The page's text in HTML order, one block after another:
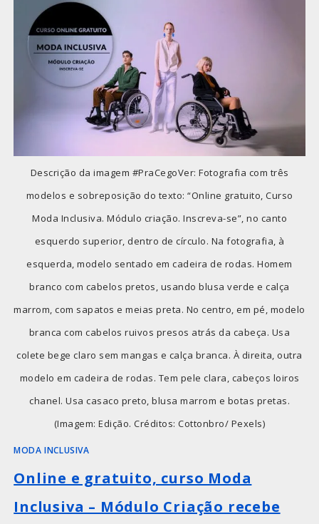
Descrição da imagem #PraCegoVer: Fotografia com três
modelos e sobreposição do texto: “Online gratuito, Curso
Moda Inclusiva. Módulo criação. Inscreva-se”, no canto
esquerdo superior, dentro de círculo. Na fotografia, à
esquerda, modelo sentado em cadeira de rodas. Homem
branco com cabelos pretos, usando blusa verde e calça
marrom, com sapatos e meias preta. No centro, em pé, modelo
branca com cabelos ruivos presos atrás da cabeça. Usa
colete bege claro sem mangas e calça branca. À direita, outra
modelo em cadeira de rodas. Tem pele clara, cabeços loiros
chanel. Usa casaco preto, blusa marrom e botas pretas.
(Imagem: Edição. Créditos: Cottonbro/ Pexels)
MODA INCLUSIVA
Online e gratuito, curso Moda
Inclusiva – Módulo Criação recebe